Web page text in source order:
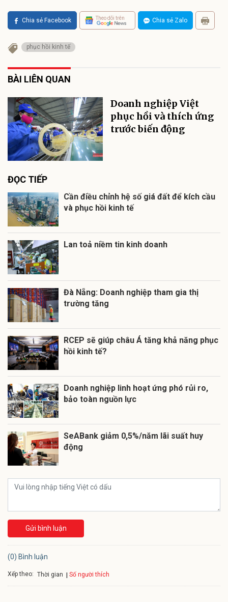
Chia sẻ Facebook Theo dõi trên Chia sẻ Zalo
phục hồi kinh tế
BÀI LIÊN QUAN
Doanh nghiệp Việt
phục hồi và thích ứng
trước biến động
ĐỌC TIẾP
Cần điều chỉnh hệ số giá đất để kích cầu
và phục hồi kinh tế
Lan toả niềm tin kinh doanh
Đà Nẵng: Doanh nghiệp tham gia thị
trường tăng
RCEP sẽ giúp châu Á tăng khả năng phục
hồi kinh tế?
Doanh nghiệp linh hoạt ứng phó rủi ro,
bảo toàn nguồn lực
SeABank giảm 0,5%/năm lãi suất huy
động
Gửi bình luận
(0) Bình luận
Xếp theo: Thời gian Số người thích